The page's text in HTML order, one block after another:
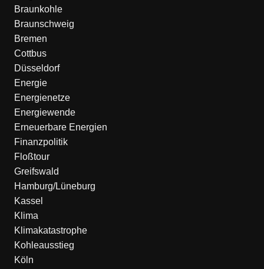
Braunkohle
Braunschweig
Bremen
Cottbus
Düsseldorf
Energie
Energienetze
Energiewende
Erneuerbare Energien
Finanzpolitik
Floßtour
Greifswald
Hamburg/Lüneburg
Kassel
Klima
Klimakatastrophe
Kohleausstieg
Köln